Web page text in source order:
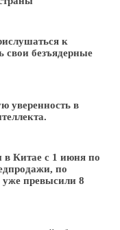
к
свои безъядерные
уверенность в
в Китае с 1 июня по
по
уже превысили 8